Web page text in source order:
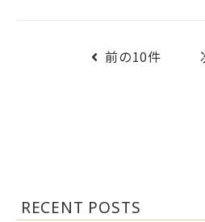
前の10件
RECENT POSTS